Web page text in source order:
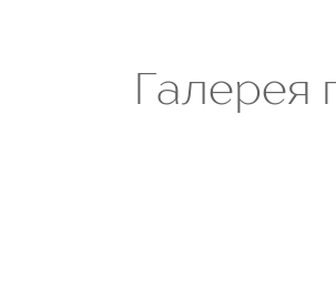
Галерея